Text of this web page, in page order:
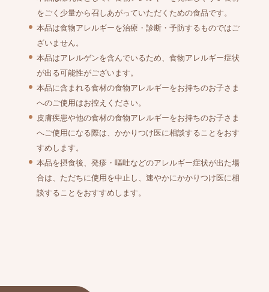
をごく少量から召しあがっていただくための食品です。
本品は食物アレルギーを治療・診断・予防するものではご
ざいません。
本品はアレルゲンを含んでいるため、食物アレルギー症状
が出る可能性がございます。
本品に含まれる食材の食物アレルギーをお持ちのお子さま
へのご使用はお控えください。
皮膚疾患や他の食材の食物アレルギーをお持ちのお子さま
へご使用になる際は、かかりつけ医に相談することをおす
すめします。
本品を摂食後、発疹・嘔吐などのアレルギー症状が出た場
合は、ただちに使用を中止し、速やかにかかりつけ医に相
談することをおすすめします。